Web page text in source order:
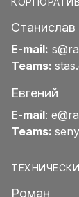
Станислав
E-mail:
Teams:
Евгений
E-mail:
Teams:
Роман